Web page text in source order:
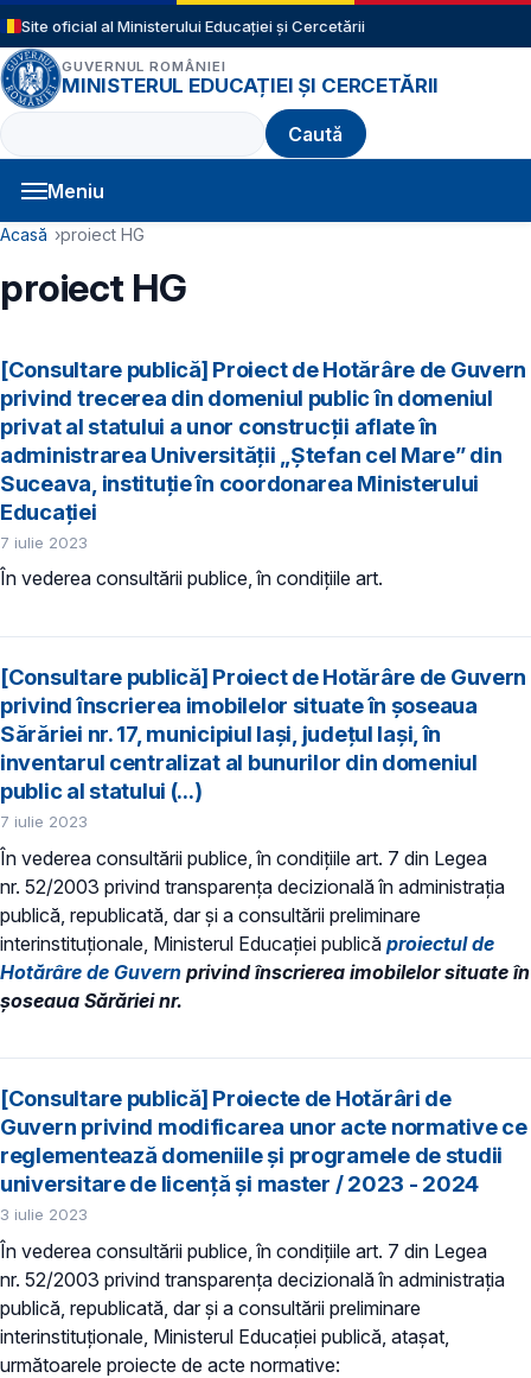
Sari la conținutul principal
Site oficial al Ministerului Educației și Cercetării
GUVERNUL ROMÂNIEI
MINISTERUL EDUCAȚIEI ȘI CERCETĂRII
Caută
Meniu
Navigație principală
Cale de navigare
Acasă proiect HG
proiect HG
[Consultare publică] Proiect de Hotărâre de Guvern
privind trecerea din domeniul public în domeniul
privat al statului a unor construcții aflate în
administrarea Universității „Ștefan cel Mare” din
Suceava, instituție în coordonarea Ministerului
Educației
7 iulie 2023
În vederea consultării publice, în condiţiile art.
[Consultare publică] Proiect de Hotărâre de Guvern
privind înscrierea imobilelor situate în șoseaua
Sărăriei nr. 17, municipiul Iași, județul Iași, în
inventarul centralizat al bunurilor din domeniul
public al statului (...)
7 iulie 2023
În vederea consultării publice, în condiţiile art. 7 din Legea
nr. 52/2003 privind transparenţa decizională în administraţia
publică, republicată, dar și a consultării preliminare
interinstituționale, Ministerul Educaţiei publică proiectul de
Hotărâre de Guvern privind înscrierea imobilelor situate în
șoseaua Sărăriei nr.
[Consultare publică] Proiecte de Hotărâri de
Guvern privind modificarea unor acte normative ce
reglementează domeniile şi programele de studii
universitare de licență și master / 2023 - 2024
3 iulie 2023
În vederea consultării publice, în condiţiile art. 7 din Legea
nr. 52/2003 privind transparenţa decizională în administraţia
publică, republicată, dar și a consultării preliminare
interinstituționale, Ministerul Educaţiei publică, atașat,
următoarele proiecte de acte normative: